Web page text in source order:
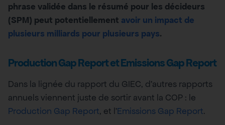
phrase validée dans le résumé pour les décideurs
(SPM) peut potentiellement avoir un impact de
plusieurs milliards pour plusieurs pays.
Production Gap Report et Emissions Gap Report
Dans la lignée du rapport du GIEC, d’autres rapports
annuels viennent juste de sortir avant la COP : le
Production Gap Report, et l’Emissions Gap Report.